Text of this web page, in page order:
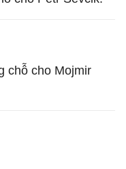
chỗ cho Mojmir